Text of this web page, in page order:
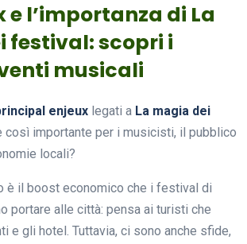
e l’importanza di La
festival: scopri i
musicali
enjeux legati a La magia dei
così importante per i musicisti, il pubblico
locali?
è il boost economico che i festival di
portare alle città: pensa ai turisti che
e gli hotel. Tuttavia, ci sono anche sfide,